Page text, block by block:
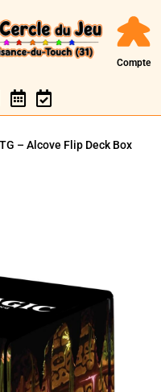
Compte
– Alcove Flip Deck Box